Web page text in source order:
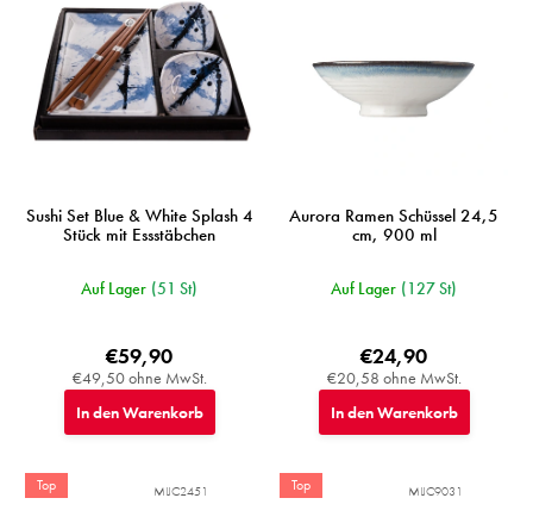
Sushi Set Blue & White Splash 4
Stück mit Essstäbchen
Auf Lager (51 St)
€49,50 ohne MwSt.
€59,90
In den Warenkorb
Aurora Ramen Schüssel 24,5
cm, 900 ml
Auf Lager (127 St)
€20,58 ohne MwSt.
€24,90
In den Warenkorb
Top MIJC2451 Top MIJC9031